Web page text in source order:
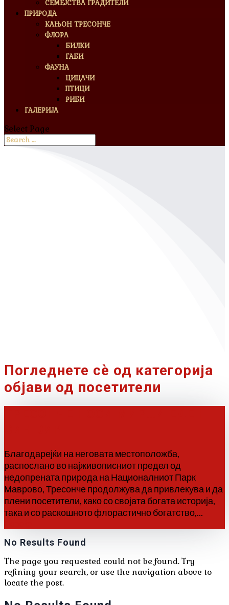
СЕМЕЈСТВА ГРАДИТЕЛИ
ПРИРОДА
КАЊОН ТРЕСОНЧЕ
ФЛОРА
БИЛКИ
ГАБИ
ФАУНА
ЦИЦАЧИ
ПТИЦИ
РИБИ
ГАЛЕРИЈА
Select Page
Погледнете сѐ од категорија
објави од посетители
Благодарејќи на неговата местоположба,
распослано во најживописниот предел од
недопрената природа на Националниот Парк
Маврово, Тресонче продолжува да привлекува и да
плени посетители, како со својата богата историја,
така и со раскошното флорастично богатство,...
No Results Found
The page you requested could not be found. Try
refining your search, or use the navigation above to
locate the post.